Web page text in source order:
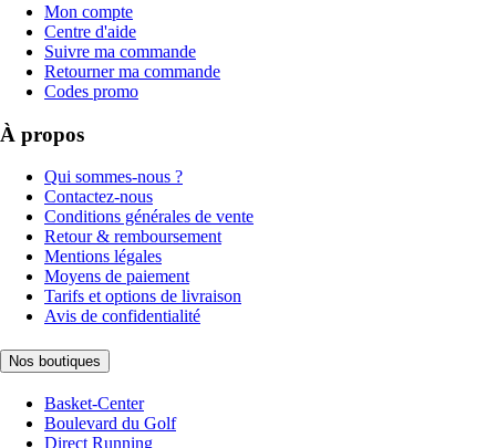
Mon compte
Centre d'aide
Suivre ma commande
Retourner ma commande
Codes promo
À propos
Qui sommes-nous ?
Contactez-nous
Conditions générales de vente
Retour & remboursement
Mentions légales
Moyens de paiement
Tarifs et options de livraison
Avis de confidentialité
Nos boutiques
Basket-Center
Boulevard du Golf
Direct Running